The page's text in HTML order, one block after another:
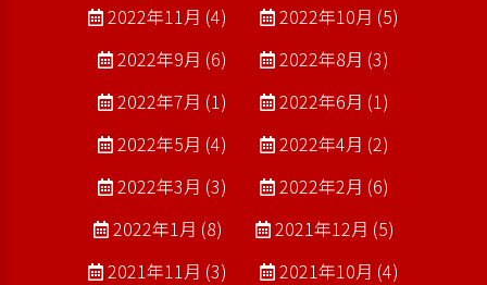
2022年11月 (4)
2022年10月 (5)
2022年9月 (6)
2022年8月 (3)
2022年7月 (1)
2022年6月 (1)
2022年5月 (4)
2022年4月 (2)
2022年3月 (3)
2022年2月 (6)
2022年1月 (8)
2021年12月 (5)
2021年11月 (3)
2021年10月 (4)